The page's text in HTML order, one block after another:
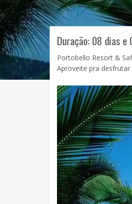
Duração: 08 dias
Portobello Resort &
Aproveite pra